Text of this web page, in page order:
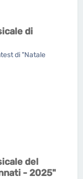
di
di "Natale
del
- 2025"